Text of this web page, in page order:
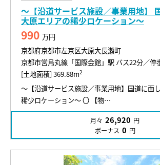
～【沿道サービス施設／事業用地】
大原エリアの稀少ロケーション～
990 万円
京都府京都市左京区大原大長瀬町
京都市営烏丸線「国際会館」駅 バス22分／停
[土地面積] 369.88m2
～【沿道サービス施設／事業用地】国道に面
稀少ロケーション～ 〇 【物…
月々 26,920 円
ボーナス 0 円